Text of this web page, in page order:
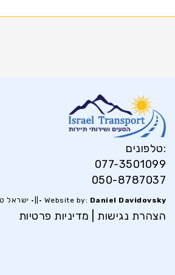
טלפונים:
077-3501099
050-8787037
© ישראל טרנספורט 2020 •||• Website by: Daniel Davidovsky
הצהרת נגישות מדיניות פרטיות